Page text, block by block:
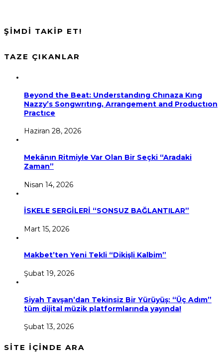
ŞİMDİ TAKİP ET!
TAZE ÇIKANLAR
Beyond the Beat: Understandıng Chınaza Kıng
Nazzy’s Songwrıtıng, Arrangement and Productıon
Practıce
Haziran 28, 2026
Mekânın Ritmiyle Var Olan Bir Seçki “Aradaki
Zaman”
Nisan 14, 2026
İSKELE SERGİLERİ “SONSUZ BAĞLANTILAR”
Mart 15, 2026
Makbet’ten Yeni Tekli “Dikişli Kalbim”
Şubat 19, 2026
Siyah Tavşan’dan Tekinsiz Bir Yürüyüş: “Üç Adım”
tüm dijital müzik platformlarında yayında!
Şubat 13, 2026
SİTE İÇİNDE ARA